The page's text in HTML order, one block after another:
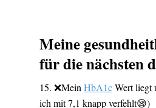
Meine
für die nächsten
❌Mein HbA1cWert liegt
ich mit 7,1 knapp verfehlt😪)